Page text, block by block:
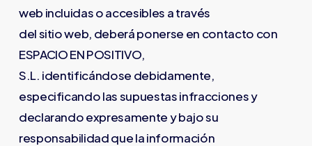
web incluidas o accesibles a través
del sitio web, deberá ponerse en contacto con
ESPACIO EN POSITIVO,
S.L. identificándose debidamente,
especificando las supuestas infracciones y
declarando expresamente y bajo su
responsabilidad que la información